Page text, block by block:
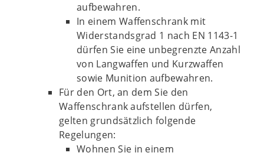
aufbewahren.
In einem Waffenschrank mit
Widerstandsgrad 1 nach EN 1143-1
dürfen Sie eine unbegrenzte Anzahl
von Langwaffen und Kurzwaffen
sowie Munition aufbewahren.
Für den Ort, an dem Sie den
Waffenschrank aufstellen dürfen,
gelten grundsätzlich folgende
Regelungen:
Wohnen Sie in einem